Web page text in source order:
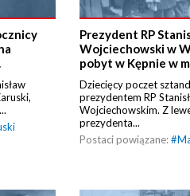
Prezydent RP
Wojciechowski w
pobyt w Kępnie w
Dziecięcy poczet
prezydentem RP
Wojciechowskim. Z
prezydenta...
Postaci powiązane:#